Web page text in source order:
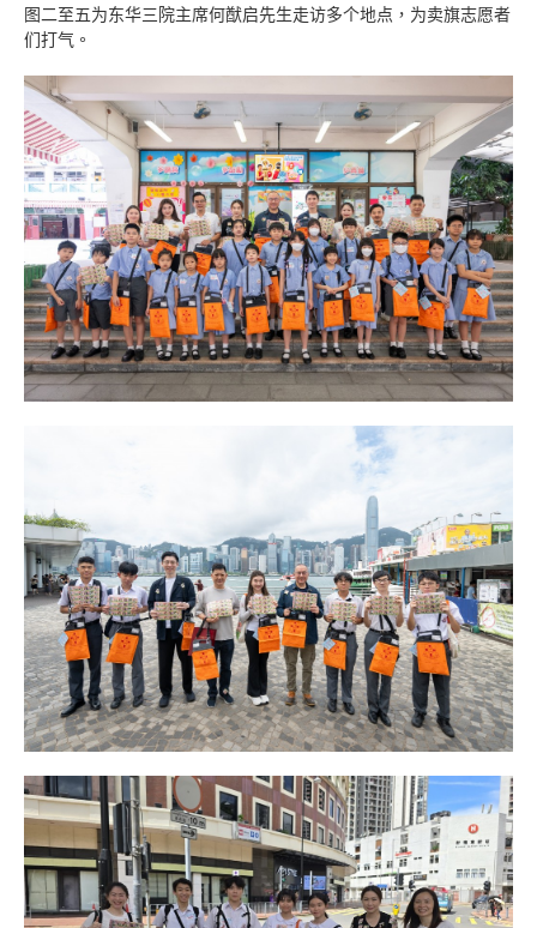
图二至五为东华三院主席何猷启先生走访多个地点，为卖旗志愿者
们打气。